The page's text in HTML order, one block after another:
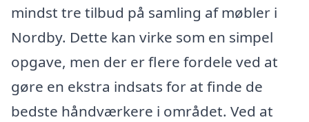
mindst tre tilbud på samling af møbler i
Nordby. Dette kan virke som en simpel
opgave, men der er flere fordele ved at
gøre en ekstra indsats for at finde de
bedste håndværkere i området. Ved at